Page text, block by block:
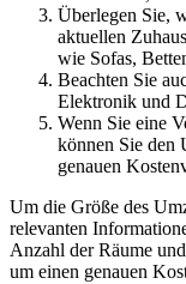
Überlegen Sie,
aktuellen
wie Sofas,
Beachten Sie
Elektronik und
Wenn Sie eine
können Sie den
genauen
Um die Größe des
relevanten
Anzahl der Räume
um einen genauen